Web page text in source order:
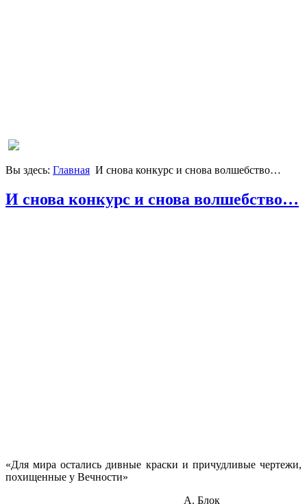
Вы здесь: Главная И снова конкурс и снова волшебство…
И снова конкурс и снова волшебство…
«Для мира остались дивные краски и причудливые чертежи,
похищенные у Вечности»
А. Блок